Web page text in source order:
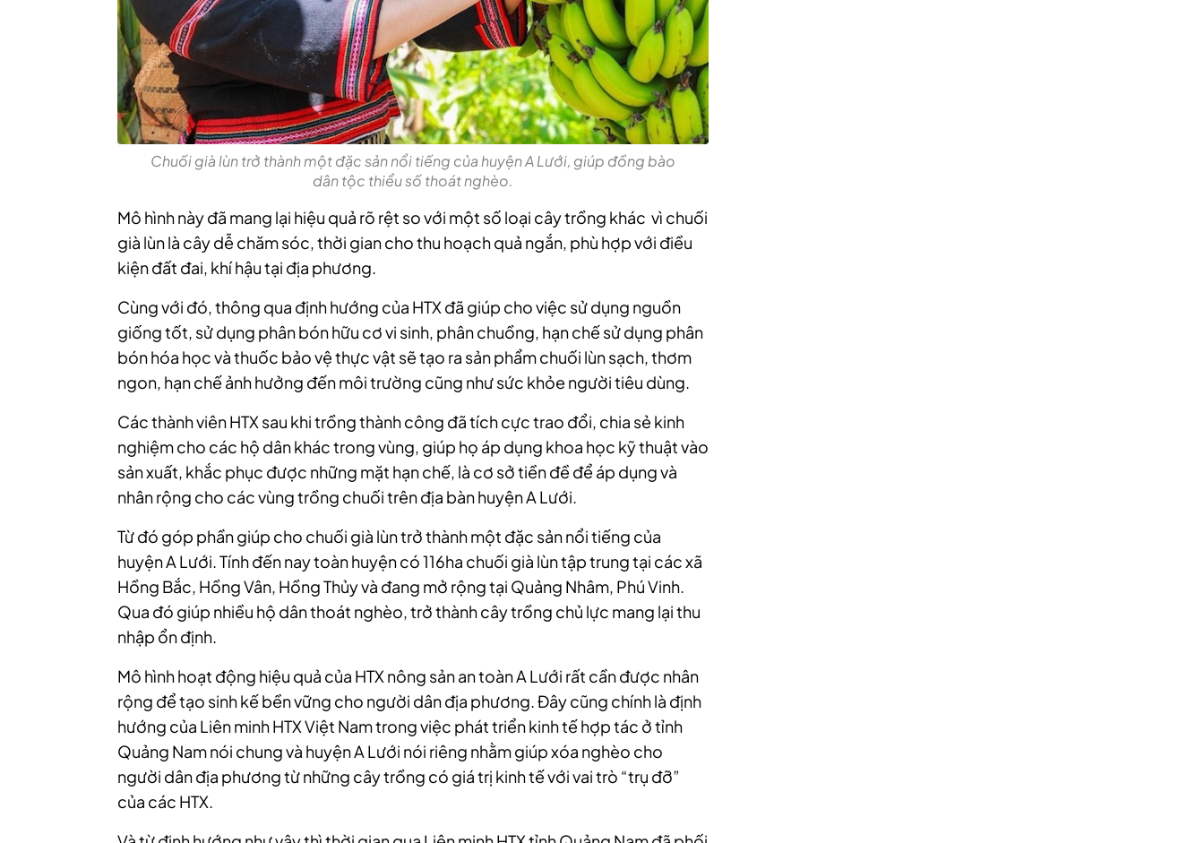
Chuối già lùn trở thành một đặc sản nổi tiếng của huyện A Lưới, giúp đồng bào
dân tộc thiểu số thoát nghèo.
Mô hình này đã mang lại hiệu quả rõ rệt so với một số loại cây trồng khác vì chuối
già lùn là cây dễ chăm sóc, thời gian cho thu hoạch quả ngắn, phù hợp với điều
kiện đất đai, khí hậu tại địa phương.
Cùng với đó, thông qua định hướng của HTX đã giúp cho việc sử dụng nguồn
giống tốt, sử dụng phân bón hữu cơ vi sinh, phân chuồng, hạn chế sử dụng phân
bón hóa học và thuốc bảo vệ thực vật sẽ tạo ra sản phẩm chuối lùn sạch, thơm
ngon, hạn chế ảnh hưởng đến môi trường cũng như sức khỏe người tiêu dùng.
Các thành viên HTX sau khi trồng thành công đã tích cực trao đổi, chia sẻ kinh
nghiệm cho các hộ dân khác trong vùng, giúp họ áp dụng khoa học kỹ thuật vào
sản xuất, khắc phục được những mặt hạn chế, là cơ sở tiền đề để áp dụng và
nhân rộng cho các vùng trồng chuối trên địa bàn huyện A Lưới.
Từ đó góp phần giúp cho chuối già lùn trở thành một đặc sản nổi tiếng của
huyện A Lưới. Tính đến nay toàn huyện có 116ha chuối già lùn tập trung tại các xã
Hồng Bắc, Hồng Vân, Hồng Thủy và đang mở rộng tại Quảng Nhâm, Phú Vinh.
Qua đó giúp nhiều hộ dân thoát nghèo, trở thành cây trồng chủ lực mang lại thu
nhập ổn định.
Mô hình hoạt động hiệu quả của HTX nông sản an toàn A Lưới rất cần được nhân
rộng để tạo sinh kế bền vững cho người dân địa phương. Đây cũng chính là định
hướng của Liên minh HTX Việt Nam trong việc phát triển kinh tế hợp tác ở tỉnh
Quảng Nam nói chung và huyện A Lưới nói riêng nhằm giúp xóa nghèo cho
người dân địa phương từ những cây trồng có giá trị kinh tế với vai trò “trụ đỡ”
của các HTX.